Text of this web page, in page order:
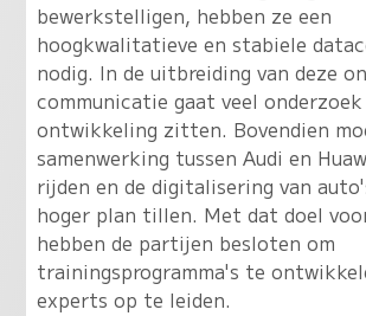
bewerkstelligen, hebben ze een
hoogkwalitatieve en stabiele
nodig. In de uitbreiding van deze
communicatie gaat veel onderzoek
ontwikkeling zitten. Bovendien
samenwerking tussen Audi en
rijden en de digitalisering van
hoger plan tillen. Met dat doel
hebben de partijen besloten om
trainingsprogramma's te
experts op te leiden.